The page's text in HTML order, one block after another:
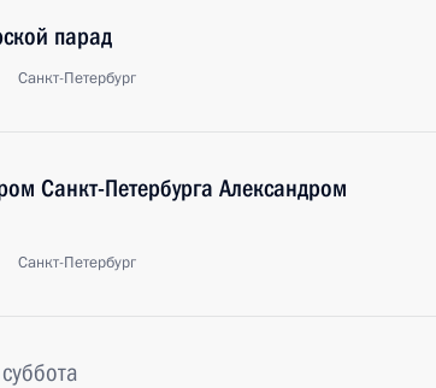
парад
Санкт-Петербург
Санкт-Петербурга Александром
Санкт-Петербург